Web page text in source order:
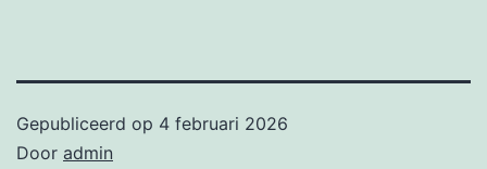
Gepubliceerd op 4 februari 2026
Door admin